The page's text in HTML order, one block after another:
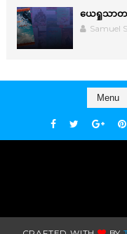
ယေရှုသာတ
Samuel